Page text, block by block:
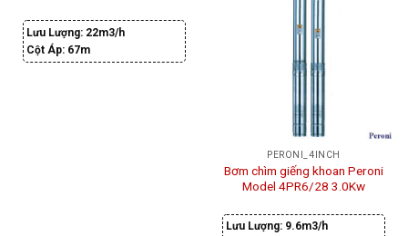
Lưu Lượng: 22m3/h
Cột Áp: 67m
PERONI_4INCH
Bơm chìm giếng khoan Peroni
Model 4PR6/28 3.0Kw
Lưu Lượng: 9.6m3/h